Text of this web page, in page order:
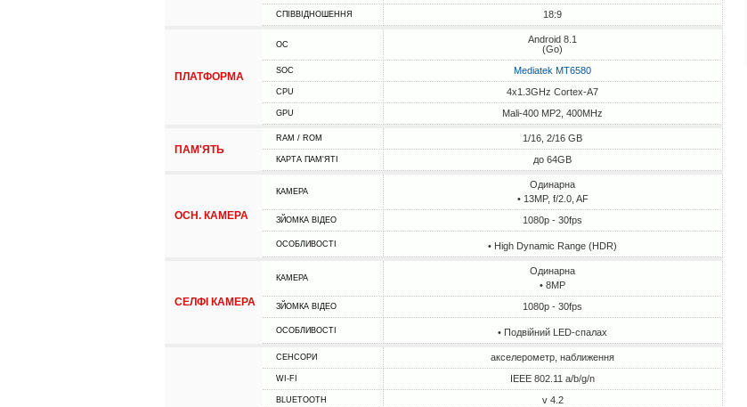
СПІВВІДНОШЕННЯ 18:9
ПЛАТФОРМА
ОС
Android 8.1
(Go)
SOC Mediatek MT6580
CPU 4x1.3GHz Cortex-A7
GPU Mali-400 MP2, 400MHz
ПАМ'ЯТЬ
RAM / ROM 1/16, 2/16 GB
КАРТА ПАМ'ЯТІ до 64GB
ОСН. КАМЕРА
КАМЕРА
Одинарна
• 13MP, f/2.0, AF
ЗЙОМКА ВІДЕО 1080p - 30fps
ОСОБЛИВОСТІ • High Dynamic Range (HDR)
СЕЛФІ КАМЕРА
КАМЕРА
Одинарна
• 8MP
ЗЙОМКА ВІДЕО 1080p - 30fps
ОСОБЛИВОСТІ • Подвійний LED-спалах
СЕНСОРИ акселерометр, наближення
WI-FI IEEE 802.11 a/b/g/n
BLUETOOTH v 4.2